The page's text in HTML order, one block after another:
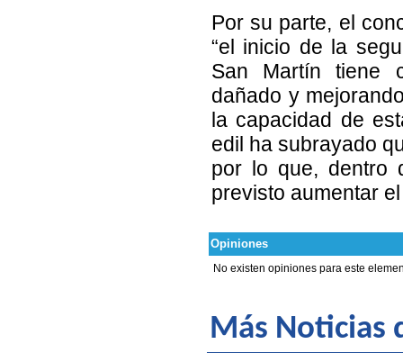
Por su parte, el
“el inicio de la
San Martín tiene
dañado y
la capacidad de
edil ha subrayado
por lo que, dentro
previsto aumentar
Opiniones
No existen opiniones para este
Más Noticias